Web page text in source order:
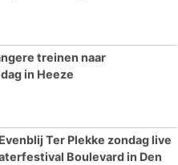
treinen naar
in Heeze
Ter Plekke zondag live
Boulevard in Den